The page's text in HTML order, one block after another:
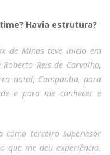
Havia estrutura?
de Minas teve inicio em
Reis de Carvalho,
natal, Campanha, para
e para me conhecer e
como terceiro supervisor
que me deu experiência.